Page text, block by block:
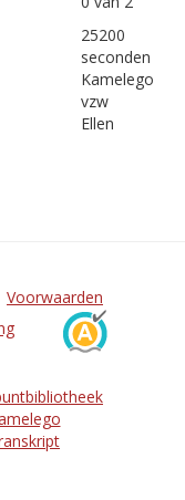
25200
seconden
Kamelego
vzw
Ellen
Voorwaarden